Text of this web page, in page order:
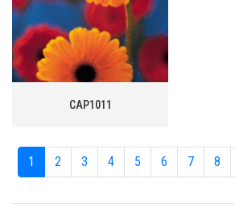
CAP1011
1 2 3 4 5 6 7 8